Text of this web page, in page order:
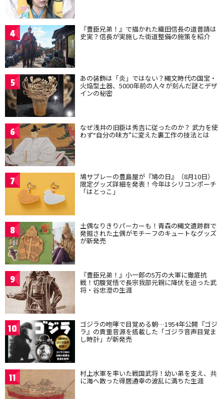
4 『豊臣兄弟！』で描かれた織田信長の道普請は
史実？信長が実施した街道整備の施策を紹介
5 あの装飾は「炎」ではない？縄文時代の国宝・
火焔型土器、5000年前の人々が刻んだ謎とデザ
インの秘密
6 なぜ浅井の旧臣は秀吉に従ったのか？ 武力を使
わず“自分の味方”に変えた裏工作の技法とは
7 鳩サブレーの豊島屋が『鳩の日』（8月10日）
限定グッズ詳細を発表！今年はシリコンポーチ
「はとっこ」
8 土偶なりきりパーカーも！青森の縄文遺跡群で
発掘された土偶がモチーフのキュートなグッズ
が新発売
9 『豊臣兄弟！』小一郎の5万の大軍に徹底抗
戦！切腹覚悟で長宗我部元親に降伏を迫った武
将・谷忠澄の生涯
10 ゴジラの咆哮で目覚める朝…1954年公開『ゴジ
ラ』の貴重音源を搭載した「ゴジラ音声目覚ま
し時計」が新発売
11 村上水軍を率いた戦国武将！幼い弟を支え、共
に海へ散った得居通幸の波乱に満ちた生涯